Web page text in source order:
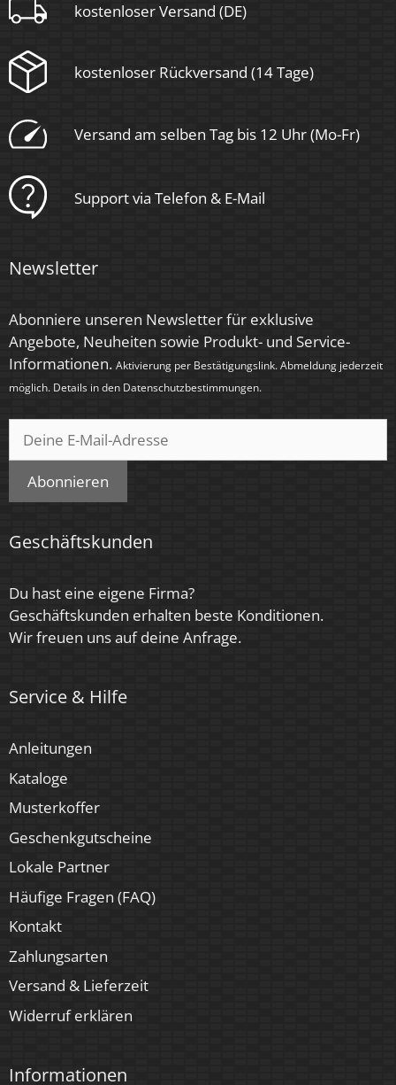
Sockel
Ultraflach
Form
Schaltzyklen
Anlaufzeit
Zündzeit
< 0,5 Sek.
Eisen – gebürstet
Farbkonsistenz
< 6 SDCM
Energieeffizienzklasse
Herstellergarantie
4 Jahre
Luxvenum
Für Möbeleinbau geeignet
Ja
kostenloser Versand (DE)
kostenloser Rückversand (14 Tage)
Versand am selben Tag bis 12 Uhr (Mo-Fr)
Support via Telefon & E-Mail
Newsletter
Abonniere unseren Newsletter für exklusive
Angebote, Neuheiten sowie Produkt- und Service-
Informationen. Aktivierung per Bestätigungslink. Abmeldung jederzeit
möglich. Details in den Datenschutzbestimmungen.
Abonnieren
Geschäftskunden
Du hast eine eigene Firma?
Geschäftskunden erhalten beste Konditionen.
Wir freuen uns auf deine Anfrage.
Service & Hilfe
Anleitungen
Kataloge
Musterkoffer
Geschenkgutscheine
Lokale Partner
Häufige Fragen (FAQ)
Kontakt
Zahlungsarten
Versand & Lieferzeit
Widerruf erklären
Informationen